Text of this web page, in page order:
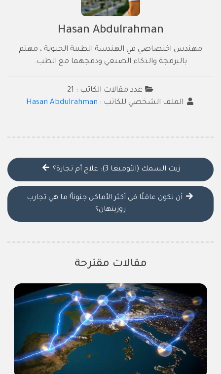
Hasan Abdulrahman
مهندس اختصاصي في الهندسة الطبية الحيوية ، مهتم
بالبرمجة والذكاء الصنعي ودمجهما مع الطب.
عدد مقالات الكاتب : 21
الملف الشخصي للكاتب : Hasan Abdulrahman
زيت السمك (الأوميغا 3): علاج أم تجارة؟
أن تكون عاقلًا في أكثر الأماكن جنوناً! ما هي تجارب
روزينهان؟
مقالات مقترحة